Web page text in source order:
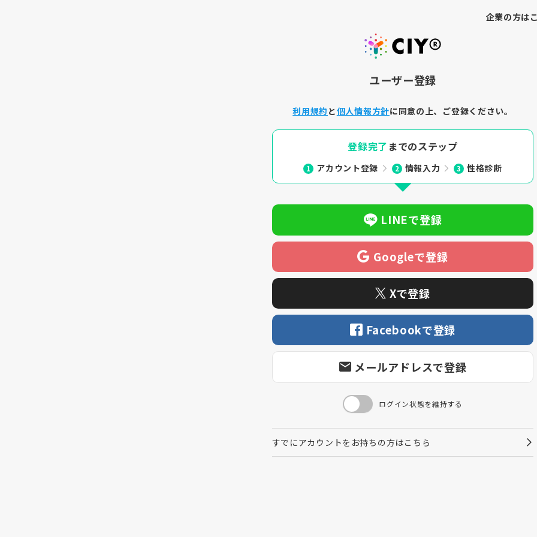
企業の方は
ユーザー登録
利用規約 と個人情報方針に同意の上、ご登録ください。
登録完了 までのステップ
1 アカウント登録 2 情報入力 3 性格診断
LINEで登録
Googleで登録
Xで登録
Facebookで登録
メールアドレスで登録
ログイン状態を維持する
すでにアカウントをお持ちの方はこちら